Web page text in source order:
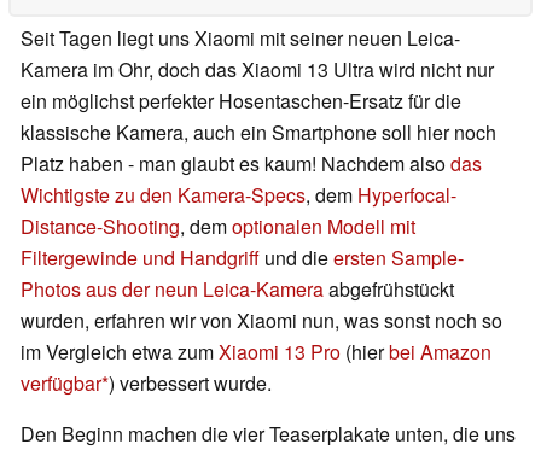
Seit Tagen liegt uns Xiaomi mit seiner neuen Leica-
Kamera im Ohr, doch das Xiaomi 13 Ultra wird nicht nur
ein möglichst perfekter Hosentaschen-Ersatz für die
klassische Kamera, auch ein Smartphone soll hier noch
Platz haben - man glaubt es kaum! Nachdem alsodas
Wichtigste zu den Kamera-Specs, dem Hyperfocal-
Distance-Shooting, demoptionalen Modell mit
Filtergewinde und Handgriff und dieersten Sample-
Photos aus der neun Leica-Kameraabgefrühstückt
wurden, erfahren wir von Xiaomi nun, was sonst noch so
im Vergleich etwa zumXiaomi 13 Pro (hierbei Amazon
verfügbar ) verbessert wurde.
Den Beginn machen die vier Teaserplakate unten, die uns